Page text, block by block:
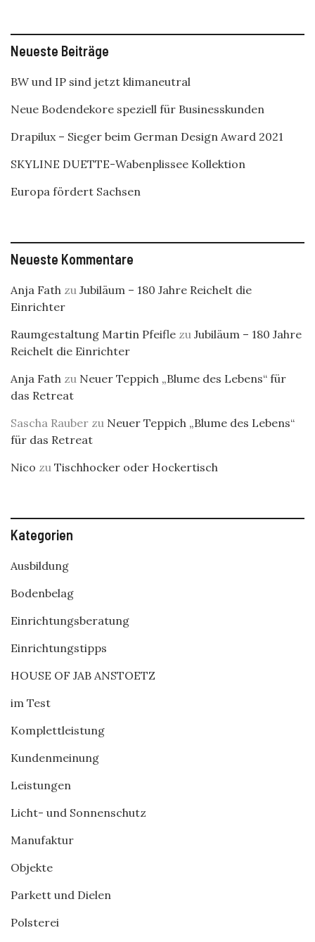
Neueste Beiträge
BW und IP sind jetzt klimaneutral
Neue Bodendekore speziell für Businesskunden
Drapilux – Sieger beim German Design Award 2021
SKYLINE DUETTE-Wabenplissee Kollektion
Europa fördert Sachsen
Neueste Kommentare
Anja Fath zu Jubiläum – 180 Jahre Reichelt die
Einrichter
Raumgestaltung Martin Pfeifle zu Jubiläum – 180 Jahre
Reichelt die Einrichter
Anja Fath zu Neuer Teppich „Blume des Lebens“ für
das Retreat
Sascha Rauber zu Neuer Teppich „Blume des Lebens“
für das Retreat
Nico zu Tischhocker oder Hockertisch
Kategorien
Ausbildung
Bodenbelag
Einrichtungsberatung
Einrichtungstipps
HOUSE OF JAB ANSTOETZ
im Test
Komplettleistung
Kundenmeinung
Leistungen
Licht- und Sonnenschutz
Manufaktur
Objekte
Parkett und Dielen
Polsterei